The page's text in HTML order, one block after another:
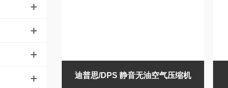
迪普思/DPS 静音无油空气压缩机